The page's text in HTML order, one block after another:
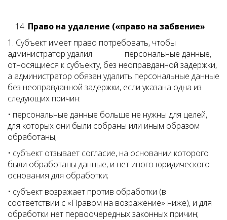
Право на удаление («право на забвение»
1. Субъект имеет право потребовать, чтобы
администратор удалил персональные данные,
относящиеся к субъекту, без неоправданной задержки,
а администратор обязан удалить персональные данные
без неоправданной задержки, если указана одна из
следующих причин:
• персональные данные больше не нужны для целей,
для которых они были собраны или иным образом
обработаны;
• субъект отзывает согласие, на основании которого
были обработаны данные, и нет иного юридического
основания для обработки;
• субъект возражает против обработки (в
соответствии с «Правом на возражение» ниже), и для
обработки нет первоочередных законных причин;